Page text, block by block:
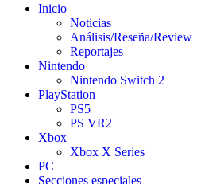
Inicio
Noticias
Análisis/Reseña/Review
Reportajes
Nintendo
Nintendo Switch 2
PlayStation
PS5
PS VR2
Xbox
Xbox X Series
PC
Secciones especiales